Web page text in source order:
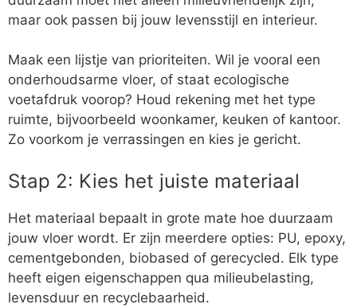
maar ook passen bij jouw levensstijl en interieur.
Maak een lijstje van prioriteiten. Wil je vooral een
onderhoudsarme vloer, of staat ecologische
voetafdruk voorop? Houd rekening met het type
ruimte, bijvoorbeeld woonkamer, keuken of kantoor.
Zo voorkom je verrassingen en kies je gericht.
Stap 2: Kies het juiste materiaal
Het materiaal bepaalt in grote mate hoe duurzaam
jouw vloer wordt. Er zijn meerdere opties: PU, epoxy,
cementgebonden, biobased of gerecycled. Elk type
heeft eigen eigenschappen qua milieubelasting,
levensduur en recyclebaarheid.